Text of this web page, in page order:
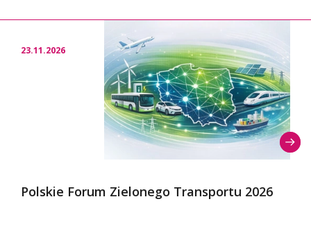
23.11.2026
Polskie Forum Zielonego Transportu 2026